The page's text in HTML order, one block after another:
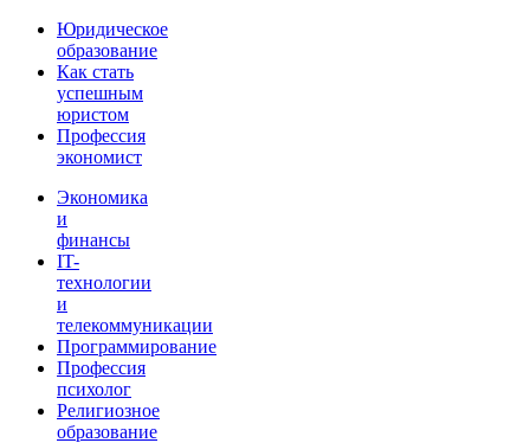
Юридическое
образование
Как стать
успешным
юристом
Профессия
экономист
Экономика
и
финансы
IT-
технологии
и
телекоммуникации
Программирование
Профессия
психолог
Религиозное
образование